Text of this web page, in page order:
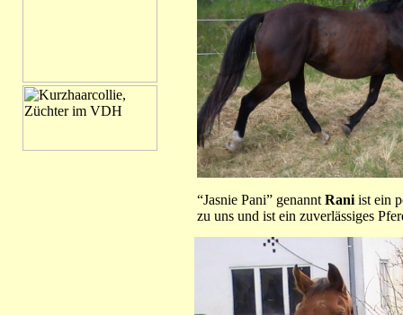
“Jasnie Pani” genannt Rani ist ein
zu uns und ist ein zuverlässiges